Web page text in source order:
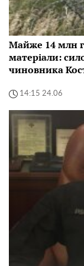
Майже 14 млн
матеріали:
чиновника
14:15 24.06